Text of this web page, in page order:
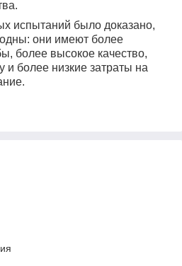
испытаний было доказано,
они имеют более
более высокое качество,
и более низкие затраты на